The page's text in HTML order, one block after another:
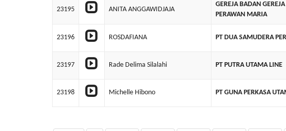
23195 ANITA ANGGAWIDJAJA
GEREJA BADAN
PERAWAN MARIA
23196 ROSDAFIANA PT DUA SAMUDERA
23197 Rade Delima Silalahi PT PUTRA UTAMA LINE
23198 Michelle Hibono PT GUNA PERKASA